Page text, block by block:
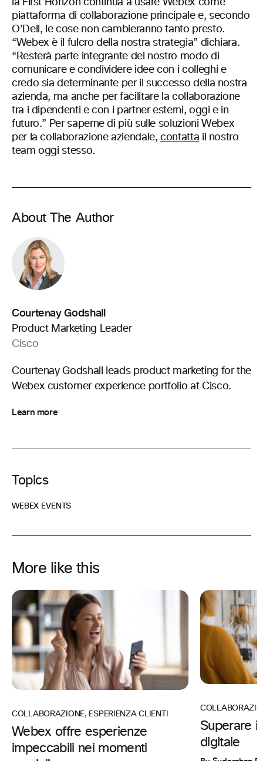
la First Horizon continua a usare Webex come
piattaforma di collaborazione principale e, secondo
O’Dell, le cose non cambieranno tanto presto.
“Webex è il fulcro della nostra strategia” dichiara.
“Resterà parte integrante del nostro modo di
comunicare e condividere idee con i colleghi e
credo sia determinante per il successo della nostra
azienda, ma anche per facilitare la collaborazione
tra i dipendenti e con i partner esterni, oggi e in
futuro.” Per saperne di più sulle soluzioni Webex
per la collaborazione aziendale,contatta il nostro
team oggi stesso.
About The Author
Courtenay Godshall
Product Marketing Leader
Cisco
Courtenay Godshall leads product marketing for the
Webex customer experience portfolio at Cisco.
Learn more
Topics
WEBEX EVENTS
More like this
COLLABORAZIONE, ESPERIENZA CLIENTI
Webex offre esperienze
impeccabili nei momenti
Superare i
digitale